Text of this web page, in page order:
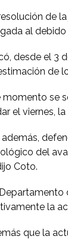
de
al debido
desde el 3
de
momento se
el viernes,
además,
del
Coto.
la
que la